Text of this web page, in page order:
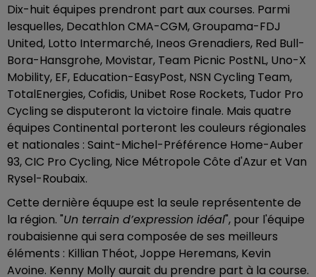
Dix-huit équipes prendront part aux courses. Parmi
lesquelles, Decathlon CMA-CGM, Groupama-FDJ
United, Lotto Intermarché, Ineos Grenadiers, Red Bull-
Bora-Hansgrohe, Movistar, Team Picnic PostNL, Uno-X
Mobility, EF, Education-EasyPost, NSN Cycling Team,
TotalEnergies, Cofidis, Unibet Rose Rockets, Tudor Pro
Cycling se disputeront la victoire finale. Mais quatre
équipes Continental porteront les couleurs régionales
et nationales : Saint-Michel-Préférence Home-Auber
93, CIC Pro Cycling, Nice Métropole Côte d'Azur et Van
Rysel-Roubaix.
Cette dernière équupe est la seule représentente de
la région. "Un terrain d’expression idéal", pour l'équipe
roubaisienne qui sera composée de ses meilleurs
éléments : Killian Théot, Joppe Heremans, Kevin
Avoine. Kenny Molly aurait du prendre part à la course.